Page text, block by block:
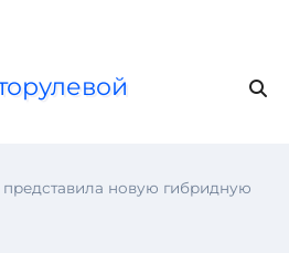
новую гибридную